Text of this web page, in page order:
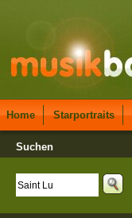
Home Starportraits
Suchen